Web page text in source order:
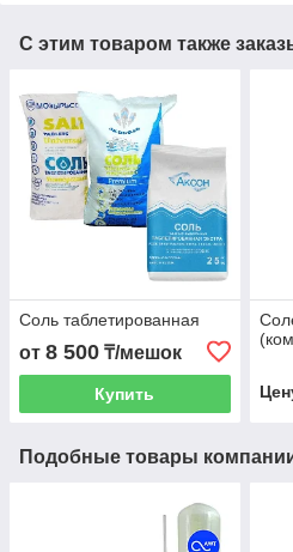
С этим товаром также
Соль таблетированная
от 8 500 ₸/мешок
Купить
Подобные товары